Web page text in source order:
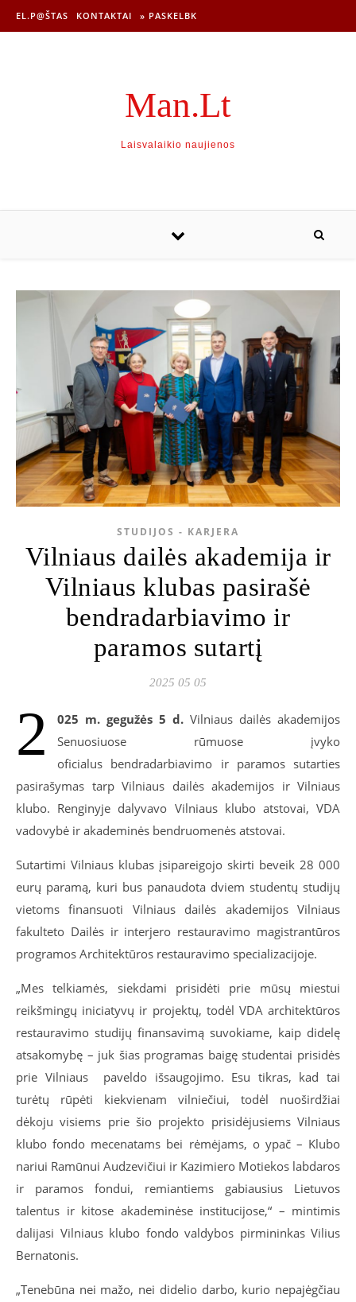
EL.P@ŠTAS KONTAKTAI » PASKELBK
Man.Lt
Laisvalaikio naujienos
STUDIJOS - KARJERA
Vilniaus dailės akademija ir
Vilniaus klubas pasirašė
bendradarbiavimo ir
paramos sutartį
2025 05 05
2 025 m. gegužės 5 d. Vilniaus dailės akademijos
Senuosiuose rūmuose įvyko
oficialus bendradarbiavimo ir paramos sutarties
pasirašymas tarp Vilniaus dailės akademijos ir Vilniaus
klubo. Renginyje dalyvavo Vilniaus klubo atstovai, VDA
vadovybė ir akademinės bendruomenės atstovai.
Sutartimi Vilniaus klubas įsipareigojo skirti beveik 28 000
eurų paramą, kuri bus panaudota dviem studentų studijų
vietoms finansuoti Vilniaus dailės akademijos Vilniaus
fakulteto Dailės ir interjero restauravimo magistrantūros
programos Architektūros restauravimo specializacijoje.
„Mes telkiamės, siekdami prisidėti prie mūsų miestui
reikšmingų iniciatyvų ir projektų, todėl VDA architektūros
restauravimo studijų finansavimą suvokiame, kaip didelę
atsakomybę – juk šias programas baigę studentai prisidės
prie Vilniaus paveldo išsaugojimo. Esu tikras, kad tai
turėtų rūpėti kiekvienam vilniečiui, todėl nuoširdžiai
dėkoju visiems prie šio projekto prisidėjusiems Vilniaus
klubo fondo mecenatams bei rėmėjams, o ypač – Klubo
nariui Ramūnui Audzevičiui ir Kazimiero Motiekos labdaros
ir paramos fondui, remiantiems gabiausius Lietuvos
talentus ir kitose akademinėse institucijose,“ – mintimis
dalijasi Vilniaus klubo fondo valdybos pirmininkas Vilius
Bernatonis.
„Tenebūna nei mažo, nei didelio darbo, kurio nepajėgčiau